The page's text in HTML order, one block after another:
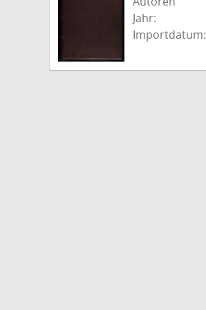
Jahr:
Importdatum: